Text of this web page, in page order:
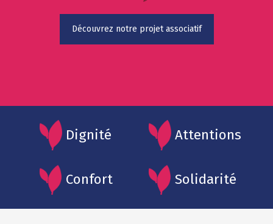
Découvrez notre projet associatif
Dignité Attentions
Confort Solidarité